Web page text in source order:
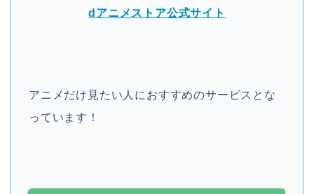
dアニメストア公式サイト
アニメだけ見たい人におすすめのサービスとな
っています！